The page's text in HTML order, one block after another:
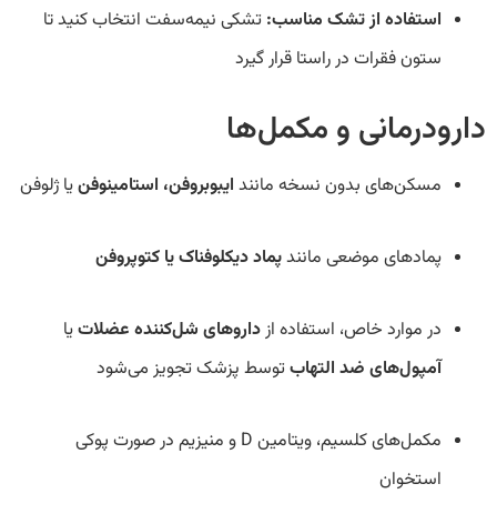
استفاده از تشک مناسب: تشکی نیمه‌سفت انتخاب کنید تا
ستون فقرات در راستا قرار گیرد
دارودرمانی و مکمل‌ها
مسکن‌های بدون نسخه مانند ایبوبروفن، استامینوفنیا ژلوفن
پمادهای موضعی مانندپماد دیکلوفناک یا کتوپروفن
در موارد خاص، استفاده ازداروهای شل‌کننده عضلاتیا
آمپول‌های ضد التهابتوسط پزشک تجویز می‌شود
مکمل‌های کلسیم، ویتامین D و منیزیم در صورت پوکی
استخوان